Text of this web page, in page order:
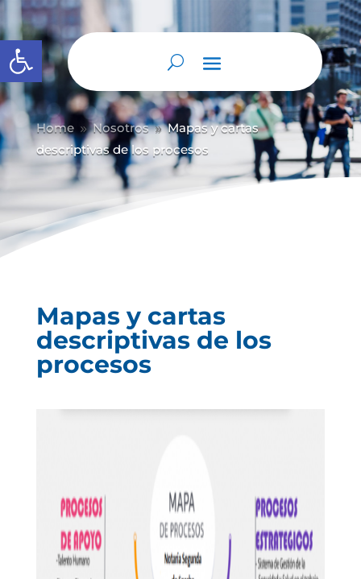
Abrir barra de herramientas
Home 9 Nosotros 9 Mapas y cartas
descriptivas de los procesos
Mapas y cartas
descriptivas de los
procesos